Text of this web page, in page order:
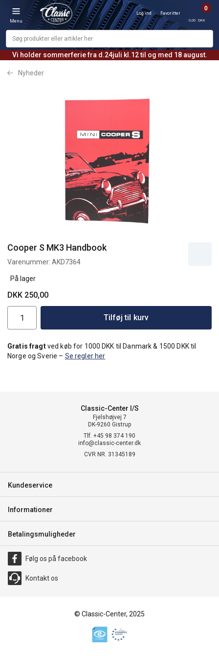
Vi holder sommerferie fra d.24juli kl.12 til og med 18 august.
Menu
Log ind Favoritter
0
0,00 DKK
Nyheder
Cooper S MK3 Handbook
Varenummer: AKD7364
På lager
DKK 250,00
Tilføj til kurv
Gratis fragtved køb for 1000 DKK til Danmark & 1500 DKK til
Norge og Sverie – Se regler her
Classic-Center I/S
Fjelshøjvej 7
DK-9260 Gistrup
Tlf. +45 98 374 190
info@classic-center.dk
CVR NR. 31345189
Kundeservice
Informationer
Betalingsmuligheder
Følg os på facebook
Kontakt os
© Classic-Center, 2025